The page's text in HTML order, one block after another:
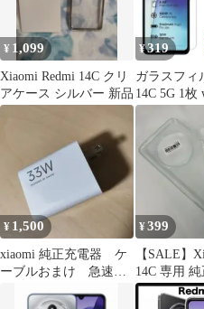
¥ 1,099
Xiaomi Redmi 14C クリ
アケース シルバー 新品
¥319
ガラスフィ
14C 5G 1枚
¥ 1,500
xiaomi 純正充電器 ケ
ーブルおまけ 急速充
¥399
【SALE】
14C 専用
ケース）